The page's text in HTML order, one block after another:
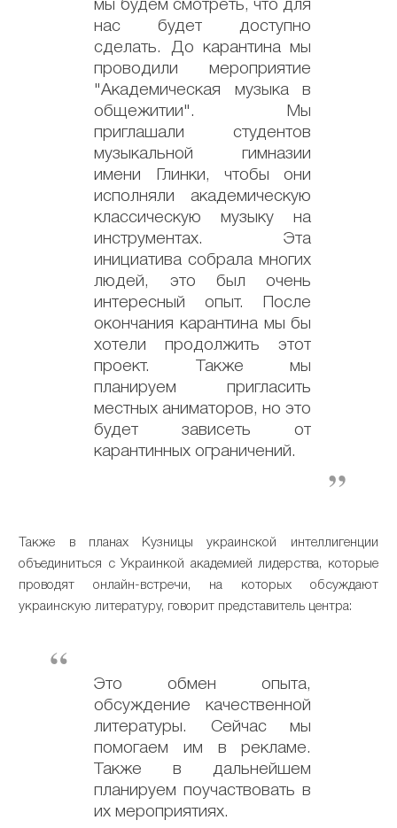
мы будем смотреть, что для
нас будет доступно
сделать. До карантина мы
проводили мероприятие
"Академическая музыка в
общежитии". Мы
приглашали студентов
музыкальной гимназии
имени Глинки, чтобы они
исполняли академическую
классическую музыку на
инструментах. Эта
инициатива собрала многих
людей, это был очень
интересный опыт. После
окончания карантина мы бы
хотели продолжить этот
проект. Также мы
планируем пригласить
местных аниматоров, но это
будет зависеть от
карантинных ограничений.
Также в планах Кузницы украинской интеллигенции
объединиться с Украинкой академией лидерства, которые
проводят онлайн-встречи, на которых обсуждают
украинскую литературу, говорит представитель центра:
Это обмен опыта,
обсуждение качественной
литературы. Сейчас мы
помогаем им в рекламе.
Также в дальнейшем
планируем поучаствовать в
их мероприятиях.